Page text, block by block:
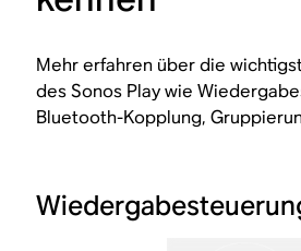
Mehr erfahren über die
des Sonos Play wie
Bluetooth-Kopplung,